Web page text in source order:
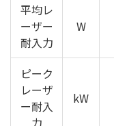
平均レ
ーザー
耐入力
W
ピーク
レーザ
ー耐入
力
kW